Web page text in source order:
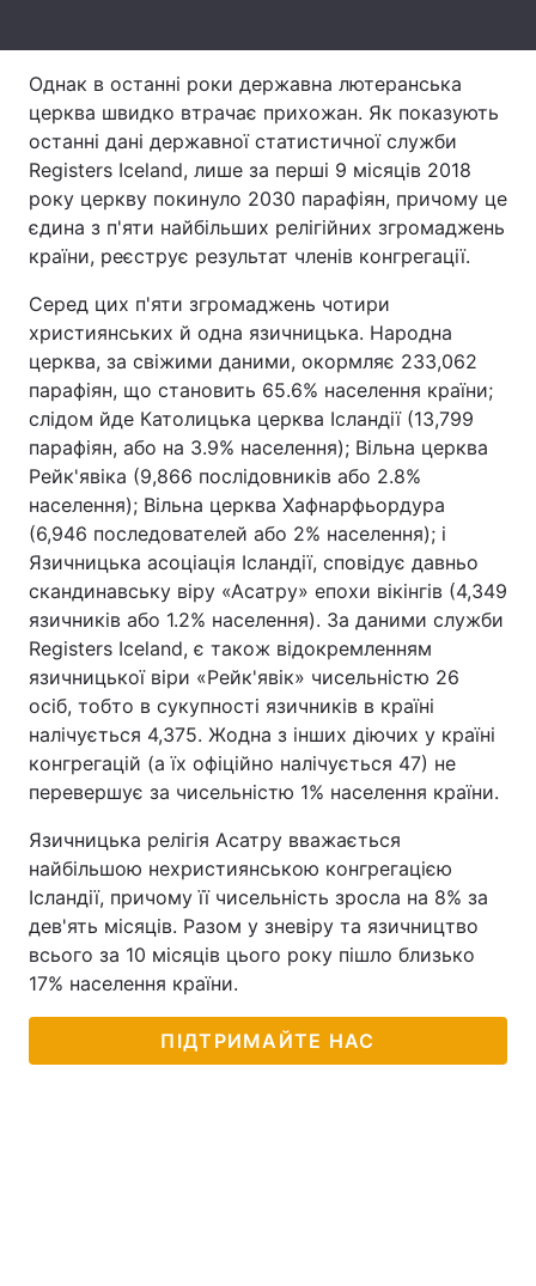
Тема оформлення
Однак в останні роки державна лютеранська
церква швидко втрачає прихожан. Як показують
останні дані державної статистичної служби
Registers Iceland, лише за перші 9 місяців 2018
року церкву покинуло 2030 парафіян, причому це
єдина з п'яти найбільших релігійних згромаджень
країни, реєструє результат членів конгрегації.
Серед цих п'яти згромаджень чотири
християнських й одна язичницька. Народна
церква, за свіжими даними, окормляє 233,062
парафіян, що становить 65.6% населення країни;
слідом йде Католицька церква Ісландії (13,799
парафіян, або на 3.9% населення); Вільна церква
Рейк'явіка (9,866 послідовників або 2.8%
населення); Вільна церква Хафнарфьордура
(6,946 последователей або 2% населення); і
Язичницька асоціація Ісландії, сповідує давньо
скандинавську віру «Асатру» епохи вікінгів (4,349
язичників або 1.2% населення). За даними служби
Registers Iceland, є також відокремленням
язичницької віри «Рейк'явік» чисельністю 26
осіб, тобто в сукупності язичників в країні
налічується 4,375. Жодна з інших діючих у країні
конгрегацій (а їх офіційно налічується 47) не
перевершує за чисельністю 1% населення країни.
Язичницька релігія Асатру вважається
найбільшою нехристиянською конгрегацією
Ісландії, причому її чисельність зросла на 8% за
дев'ять місяців. Разом у зневіру та язичництво
всього за 10 місяців цього року пішло близько
17% населення країни.
ПІДТРИМАЙТЕ НАС